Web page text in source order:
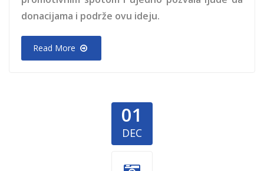
donacijama i podrže ovu ideju.
Read More
01
DEC